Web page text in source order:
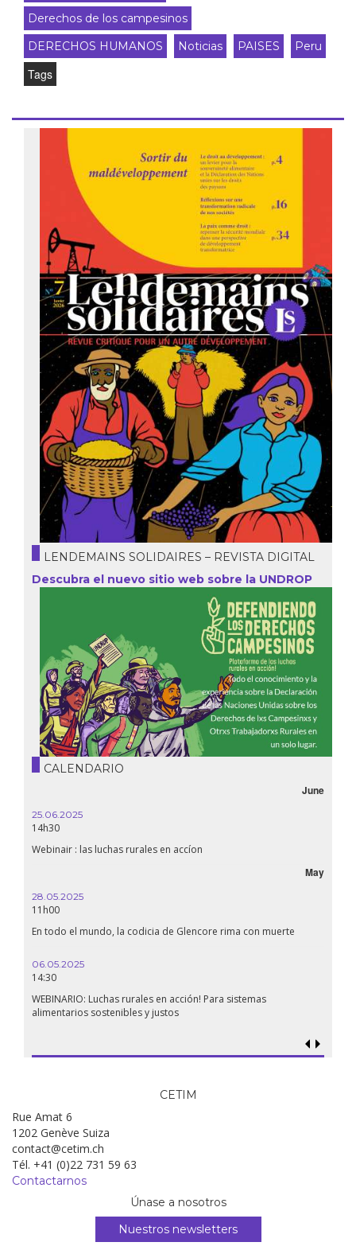
Derechos de los campesinos
DERECHOS HUMANOS
Noticias PAISES Peru
Tags
LENDEMAINS SOLIDAIRES – REVISTA DIGITAL
Descubra el nuevo sitio web sobre la UNDROP
CALENDARIO
June
25.06.2025
14h30
Webinair : las luchas rurales en accíon
May
28.05.2025
11h00
En todo el mundo, la codicia de Glencore rima con muerte
06.05.2025
14:30
WEBINARIO: Luchas rurales en acción! Para sistemas
alimentarios sostenibles y justos
CETIM
Rue Amat 6
1202 Genève Suiza
contact@cetim.ch
Tél. +41 (0)22 731 59 63
Contactarnos
Únase a nosotros
Nuestros newsletters